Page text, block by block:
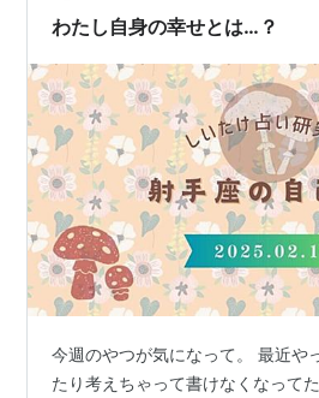
当たらぬも八卦。 基本…
わたし自身の幸せとは…？
今週のやつが気になって。 最近や
たり考えちゃって書けなくなって